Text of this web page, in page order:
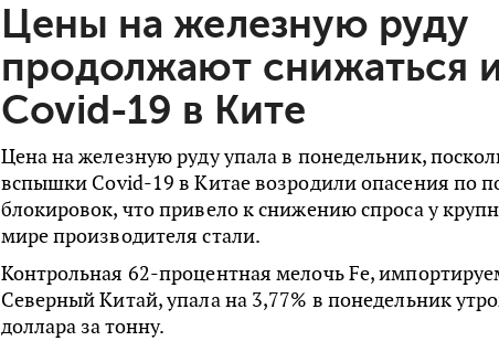
Цены на железную руду
продолжают снижаться
Covid-19 в Ките
Цена на железную руду упала в понедельник,
вспышки Covid-19 в Китае возродили опасения по
блокировок, что привело к снижению спроса у
мире производителя стали.
Контрольная 62-процентная мелочь Fe,
Северный Китай, упала на 3,77% в понедельник
доллара за тонну.